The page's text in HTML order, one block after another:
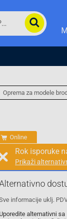
Oprema za modele
Online
informacije uklj.
Uporedite alternativni sa
Rok isporuke
Prikaži
Prodaja i slanje od:
Cijena na upit